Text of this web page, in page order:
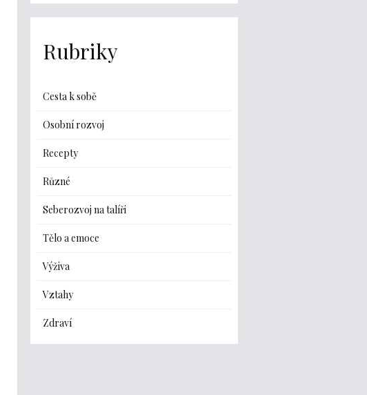
Rubriky
Cesta k sobě
Osobní rozvoj
Recepty
Různé
Seberozvoj na talíři
Tělo a emoce
Výživa
Vztahy
Zdraví